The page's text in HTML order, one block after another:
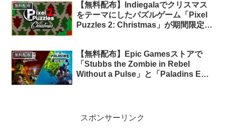
無料配布
【無料配布】Indiegalaでクリスマス
をテーマにしたパズルゲーム「Pixel
Puzzles 2: Christmas」が期間限定で
無料配布
【無料配布】Epic Gamesストアで
「Stubbs the Zombie in Rebel
Without a Pulse」と「Paladins Epic
スポンサーリンク